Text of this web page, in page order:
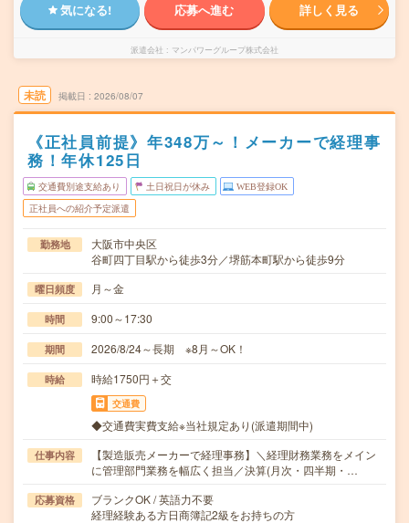
気になる! 応募へ進む 詳しく見る
派遣会社 マンパワーグループ株式会社
未読 掲載日 2026/08/07
《正社員前提》年348万～！メーカーで経理事
務！年休125日
交通費別途支給あり 土日祝日が休み WEB登録OK
正社員への紹介予定派遣
勤務地
大阪市中央区
谷町四丁目駅から徒歩3分／堺筋本町駅から徒歩9分
曜日頻度 月～金
時間 9:00～17:30
期間 2026/8/24～長期 ※8月～OK！
時給 時給1750円＋交
交通費
◆交通費実費支給※当社規定あり(派遣期間中)
仕事内容
【製造販売メーカーで経理事務】＼経理財務業務をメイン
に管理部門業務を幅広く担当／決算(月次・四半期・…
応募資格
ブランクOK / 英語力不要
経理経験ある方日商簿記2級をお持ちの方